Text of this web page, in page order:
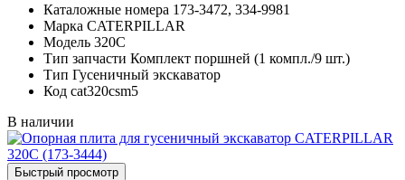
Каталожные номера 173-3472, 334-9981
Марка CATERPILLAR
Модель 320C
Тип запчасти Комплект поршней (1 компл./9 шт.)
Тип Гусеничный экскаватор
Код cat320csm5
В наличии